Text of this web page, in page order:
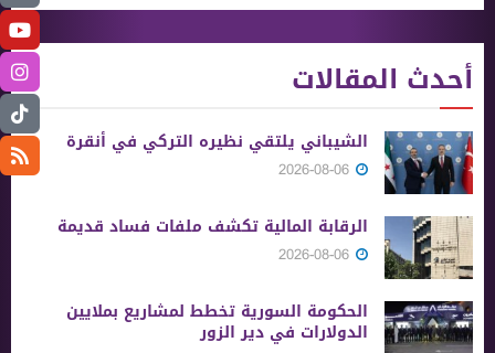
أحدث المقالات
الشيباني يلتقي نظيره التركي في أنقرة
الرقابة المالية تكشف ملفات فساد قديمة
الحكومة السورية تخطط لمشاريع بملايين
الدولارات في دير الزور